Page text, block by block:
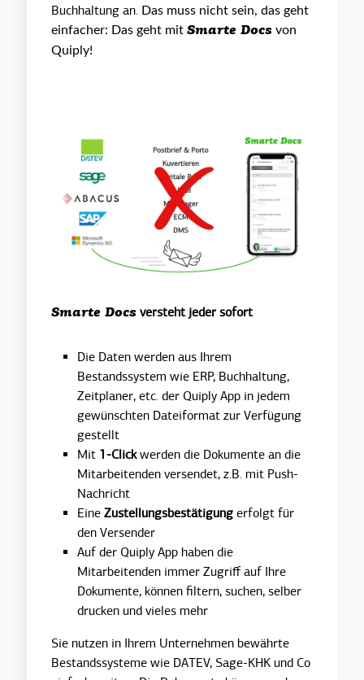
Buchhaltung an. Das muss nicht sein, das geht
einfacher: Das geht mitSmarte Docs von
Quiply!
Smarte Docs versteht jeder sofort
Die Daten werden aus Ihrem
Bestandssystem wie ERP, Buchhaltung,
Zeitplaner, etc. der Quiply App in jedem
gewünschten Dateiformat zur Verfügung
gestellt
Mit 1-Clickwerden die Dokumente an die
Mitarbeitenden versendet, z.B. mit Push-
Nachricht
EineZustellungsbestätigung erfolgt für
den Versender
Auf der Quiply App haben die
Mitarbeitenden immer Zugriff auf Ihre
Dokumente, können filtern, suchen, selber
drucken und vieles mehr
Sie nutzen in Ihrem Unternehmen bewährte
Bestandssysteme wie DATEV, Sage-KHK und Co